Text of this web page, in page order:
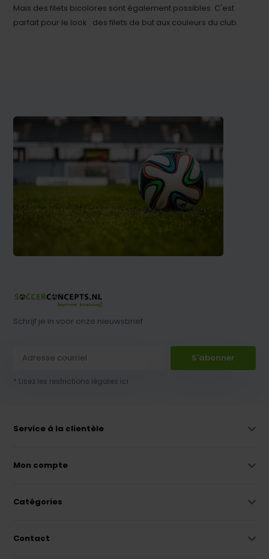
Mais des filets bicolores sont également possibles. C'est
parfait pour le look : des filets de but aux couleurs du club.
Schrijf je in voor onze nieuwsbrief
S'abonner
* Lisez les restrictions légales ici
Service à la clientèle
Mon compte
Catégories
Contact